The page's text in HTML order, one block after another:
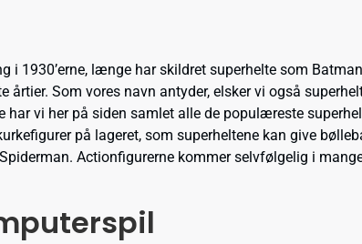
i 1930’erne, længe har skildret superhelte som
Som vores navn antyder, elsker vi også
vi her på siden samlet alle de populæreste
på lageret, som superheltene kan give
Actionfigurerne kommer selvfølgelig i